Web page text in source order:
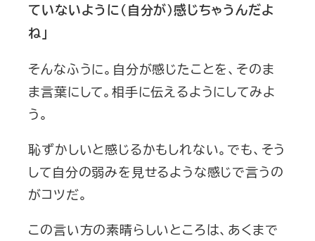
ていないように（自分が）感じちゃうんだよ
ね」
そんなふうに。自分が感じたことを、そのま
ま言葉にして。相手に伝えるようにしてみよ
う。
恥ずかしいと感じるかもしれない。でも、そう
して自分の弱みを見せるような感じで言うの
がコツだ。
この言い方の素晴らしいところは、あくまで